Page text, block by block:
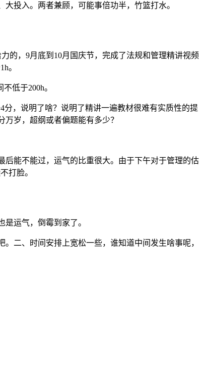
投入。两者兼顾，可能事倍功半，竹篮打水。
的，9月底到10月国庆节，完成了法规和管理精讲视频
。
低于200h。
分，说明了啥？说明了精讲一遍教材很难有实质性的提
岁，超纲或者偏题能有多少？
后能不能过，运气的比重很大。由于下午对于管理的估
打脸。
运气，倒霉到家了。
二、时间安排上宽松一些，谁知道中间发生啥事呢，